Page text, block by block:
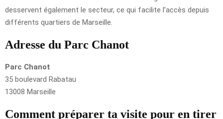
desservent également le secteur, ce qui facilite l’accès depuis
différents quartiers de Marseille.
Adresse du Parc Chanot
Parc Chanot
35 boulevard Rabatau
13008 Marseille
Comment préparer ta visite pour en tirer